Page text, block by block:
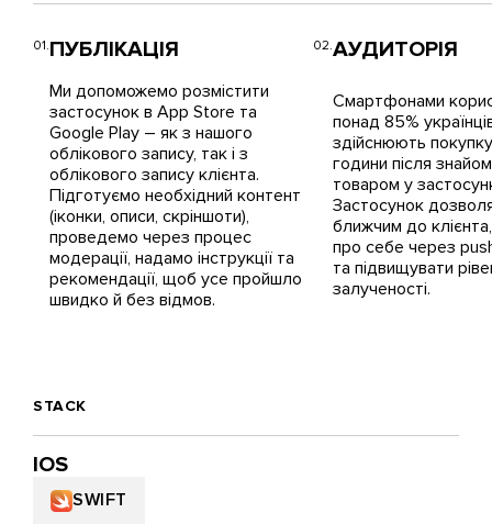
ПУБЛІКАЦІЯ
Ми допоможемо розмістити
застосунок в App Store та
Google Play – як з нашого
облікового запису, так і з
облікового запису клієнта.
Підготуємо необхідний контент
(іконки, описи, скріншоти),
проведемо через процес
модерації, надамо інструкції та
рекомендації, щоб усе пройшло
швидко й без відмов.
АУДИТОРІЯ
Смартфонами
понад 85%
здійснюють
години після
товаром у
Застосунок
ближчим до
про себе через
та підвищувати
залученості.
STACK
IOS
SWIFT